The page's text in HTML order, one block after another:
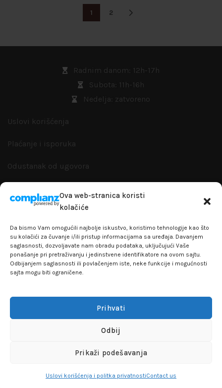
Ova web-stranica koristi
kolačiće
Da bismo Vam omogućili najbolje iskustvo, koristimo tehnologije kao što
su kolačići za čuvanje i/ili pristup informacijama sa uređaja. Davanjem
saglasnosti, dozvoljavate nam obradu podataka, uključujući Vaše
ponašanje pri pretraživanju i jedinstvene identifikatore na ovom sajtu.
Odbijanjem saglasnosti ili povlačenjem iste, neke funkcije i mogućnosti
sajta mogu biti ograničene.
Prihvati
Odbij
Prikaži podešavanja
Uslovi korišćenja i politka privatnostiContact us
1 2
Radnim danom: 12h-17h
Subota: 11h-16h
Nedelja: zatvoreno
Uslovi korišćenja
Plaćanje i isporuka
Odustanak od ugovora
Reklamacije i garanacije
Politika privatnosti
Adresa: Paunova 24 - TC Banjica
Lokal 102, prvi sprat
FLAKHOBBY© 2021 Sva prava zadržana